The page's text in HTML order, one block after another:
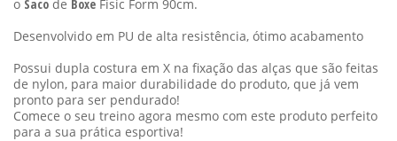
o Saco de Boxe Fisic Form 90cm.
Desenvolvido em PU de alta resistência, ótimo acabamento
Possui dupla costura em X na fixação das alças que são feitas
de nylon, para maior durabilidade do produto, que já vem
pronto para ser pendurado!
Comece o seu treino agora mesmo com este produto perfeito
para a sua prática esportiva!